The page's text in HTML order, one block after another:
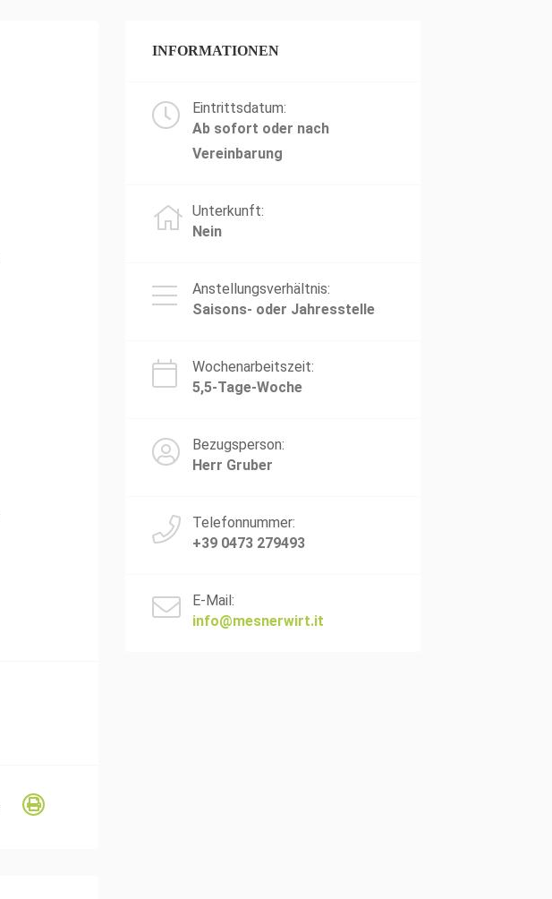
INFORMATIONEN
Eintrittsdatum:
Ab sofort oder nach
Vereinbarung
Unterkunft:
Nein
Anstellungsverhältnis:
Saisons- oder Jahresstelle
Wochenarbeitszeit:
5,5-Tage-Woche
Bezugsperson:
Herr Gruber
Telefonnummer:
+39 0473 279493
E-Mail:
info@mesnerwirt.it